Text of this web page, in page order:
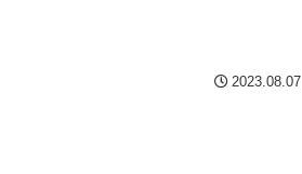
2023.08.07